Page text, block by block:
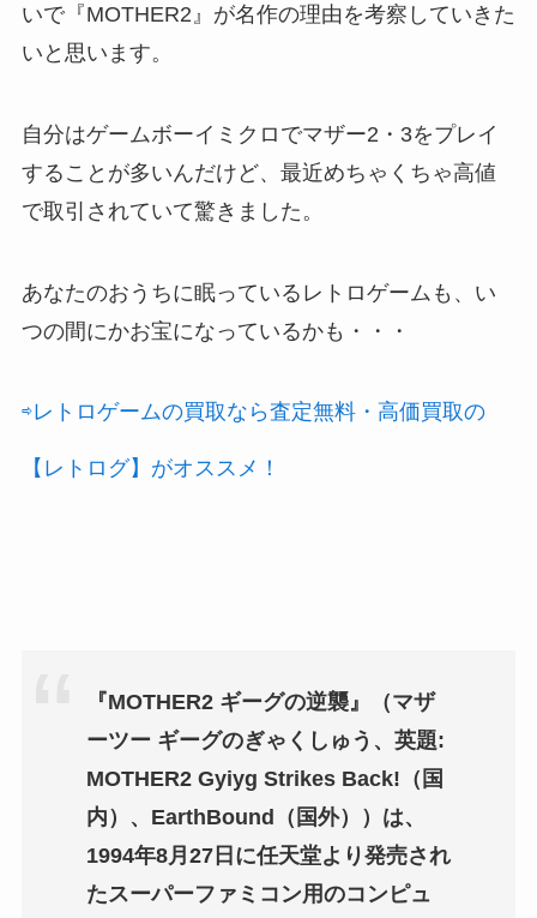
いで『MOTHER2』が名作の理由を考察していきた
いと思います。
自分はゲームボーイミクロでマザー2・3をプレイ
することが多いんだけど、最近めちゃくちゃ高値
で取引されていて驚きました。
あなたのおうちに眠っているレトロゲームも、い
つの間にかお宝になっているかも・・・
⇨レトロゲームの買取なら査定無料・高価買取の
【レトログ】がオススメ！
『MOTHER2 ギーグの逆襲』（マザ
ーツー ギーグのぎゃくしゅう、英題:
MOTHER2 Gyiyg Strikes Back!（国
内）、EarthBound（国外））は、
1994年8月27日に任天堂より発売され
たスーパーファミコン用のコンピュ